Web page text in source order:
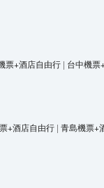
票+酒店自由行 | 台中機票
+酒店自由行 | 青島機票+